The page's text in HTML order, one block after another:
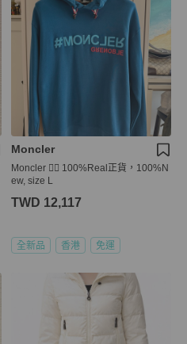
Moncler
Moncler 👍🏻 100%Real正貨，100%N
ew, size L
TWD 12,117
全新品 香港 免運